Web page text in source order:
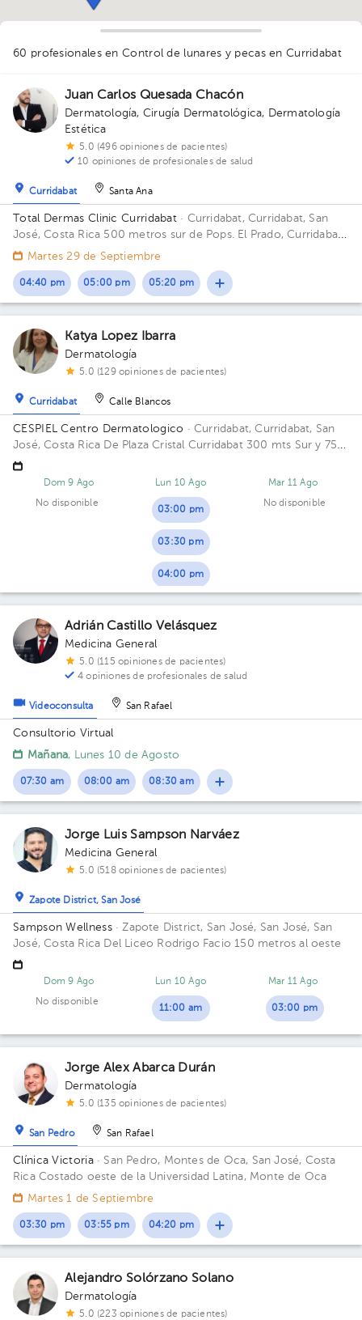
1
1
1
60 profesionales en Control de lunares y pecasen Curridabat
Juan Carlos Quesada Chacón
Dermatología, Cirugía Dermatológica, Dermatología
Estética
5.0 (496 opiniones de pacientes)
10 opiniones de profesionales de salud
Curridabat Santa Ana
Total Dermas Clinic Curridabat · Curridabat, Curridabat, San
José, Costa Rica 500 metros sur de Pops. El Prado, Curridabat,
San José.
Martes 29 de Septiembre
04:40 pm 05:00 pm 05:20 pm
Katya Lopez Ibarra
Dermatología
5.0 (129 opiniones de pacientes)
Curridabat Calle Blancos
CESPIEL Centro Dermatologico · Curridabat, Curridabat, San
José, Costa Rica De Plaza Cristal Curridabat 300 mts Sur y 75
mts Oeste, casa #8
Dom 9 Ago
No disponible
Lun 10 Ago
03:00 pm
03:30 pm
04:00 pm
Mar 11 Ago
No disponible
Adrián Castillo Velásquez
Medicina General
5.0 (115 opiniones de pacientes)
4 opiniones de profesionales de salud
Videoconsulta San Rafael
Consultorio Virtual
Mañana, Lunes 10 de Agosto
07:30 am 08:00 am 08:30 am
Jorge Luis Sampson Narváez
Medicina General
5.0 (518 opiniones de pacientes)
Zapote District, San José
Sampson Wellness· Zapote District, San José, San José, San
José, Costa Rica Del Liceo Rodrigo Facio 150 metros al oeste
Dom 9 Ago
No disponible
Lun 10 Ago
11:00 am
Mar 11 Ago
03:00 pm
Jorge Alex Abarca Durán
Dermatología
5.0 (135 opiniones de pacientes)
San Pedro San Rafael
Clínica Victoria· San Pedro, Montes de Oca, San José, Costa
Rica Costado oeste de la Universidad Latina, Monte de Oca
Martes 1 de Septiembre
03:30 pm 03:55 pm 04:20 pm
Alejandro Solórzano Solano
Dermatología
5.0 (223 opiniones de pacientes)